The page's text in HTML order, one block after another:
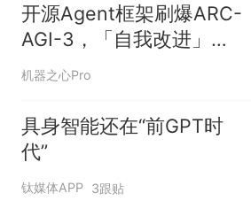
开源Agent框架刷爆ARC-
AGI-3，「自我改进」的
RLM harness引争议
机器之心Pro
具身智能还在“前GPT时
代”
钛媒体APP 3跟贴